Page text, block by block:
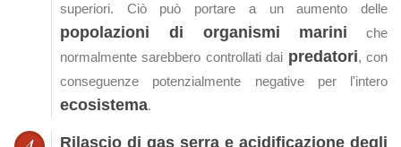
superiori. Ciò può portare a un aumento delle
popolazioni di organismi marini che
normalmente sarebbero controllati dai predatori, con
conseguenze potenzialmente negative per l'intero
ecosistema.
Rilascio di gas serra e acidificazione degli